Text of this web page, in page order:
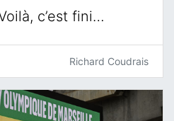
c’est fini…
Richard Coudrais